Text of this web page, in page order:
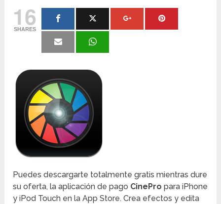
16
SHARES
Puedes descargarte totalmente gratis mientras dure
su oferta, la aplicación de pago CinePro para iPhone
y iPod Touch en la App Store. Crea efectos y edita